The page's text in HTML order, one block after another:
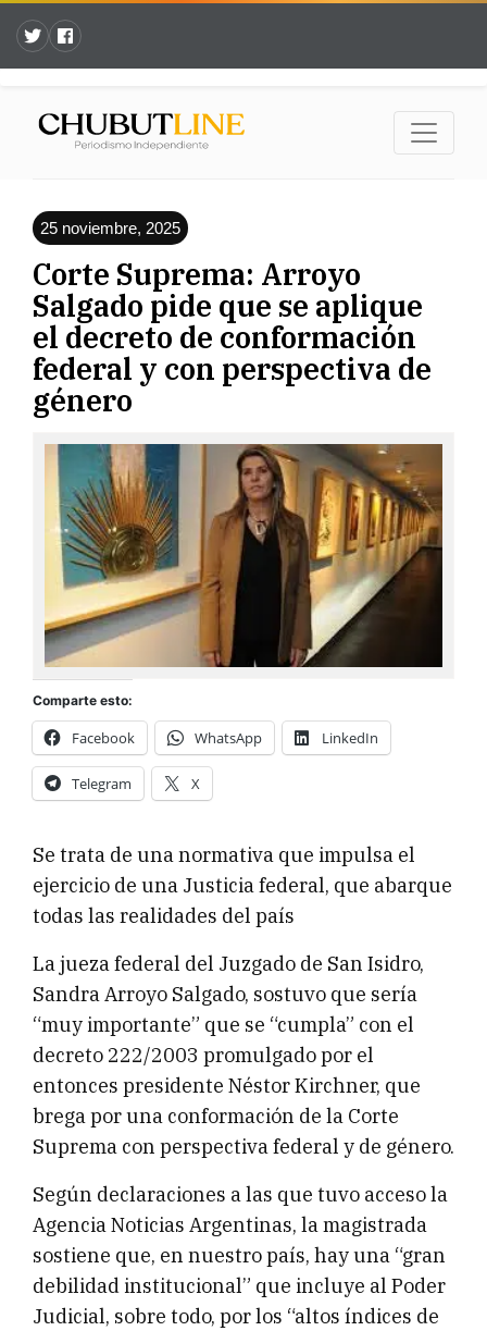
25 noviembre, 2025
Corte Suprema: Arroyo
Salgado pide que se aplique
el decreto de conformación
federal y con perspectiva de
género
Comparte esto:
Facebook WhatsApp LinkedIn
Telegram X
Se trata de una normativa que impulsa el
ejercicio de una Justicia federal, que abarque
todas las realidades del país
La jueza federal del Juzgado de San Isidro,
Sandra Arroyo Salgado, sostuvo que sería
“muy importante” que se “cumpla” con el
decreto 222/2003 promulgado por el
entonces presidente Néstor Kirchner, que
brega por una conformación de la Corte
Suprema con perspectiva federal y de género.
Según declaraciones a las que tuvo acceso la
Agencia Noticias Argentinas, la magistrada
sostiene que, en nuestro país, hay una “gran
debilidad institucional” que incluye al Poder
Judicial, sobre todo, por los “altos índices de